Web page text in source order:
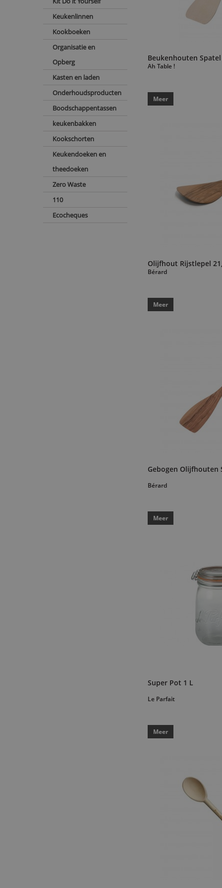
Le Creuset(10)
Le Marquier(1)
Le Parfait(22)
Les Planches du Chef
LOQI(17)
Lurch(1)
Magimix(12)
Maison Brémond(5)
Marabout(43)
Mirontaine(3)
Miyabi(1)
MonBento(10)
Monkey Business
Norohy
NoStick
Keukenlinnen
Kookboeken
Organisatie en
Opberg
Kasten en laden
Onderhoudsproducten
Boodschappentassen
keukenbakken
Kookschorten
Keukendoeken en
theedoeken
Zero Waste
110
Ecocheques
Beukenhouten
Ah Table !
Meer
Olijfhout Rijstlepel
Bérard
Meer
Gebogen Olijfhouten
Bérard
Meer
Super Pot 1 L
Le Parfait
Meer